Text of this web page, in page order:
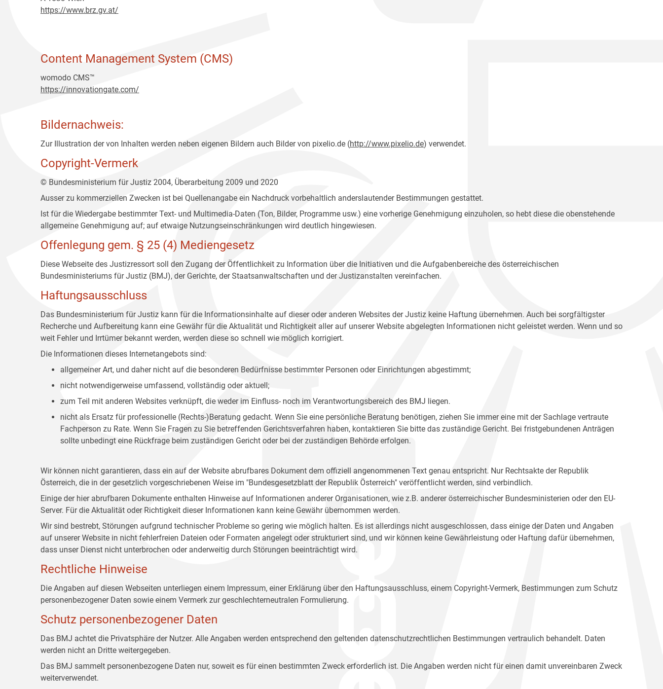
https://www.brz.gv.at/
Content Management System (CMS)
womodo CMS™
https://innovationgate.com/
Bildernachweis:
Zur Illustration der von Inhalten werden neben eigenen Bildern auch Bilder von pixelio.de (http://www.pixelio.de) verwendet.
Copyright-Vermerk
© Bundesministerium für Justiz 2004, Überarbeitung 2009 und 2020
Ausser zu kommerziellen Zwecken ist bei Quellenangabe ein Nachdruck vorbehaltlich anderslautender Bestimmungen gestattet.
Ist für die Wiedergabe bestimmter Text- und Multimedia-Daten (Ton, Bilder, Programme usw.) eine vorherige Genehmigung einzuholen, so hebt diese die obenstehende
allgemeine Genehmigung auf; auf etwaige Nutzungseinschränkungen wird deutlich hingewiesen.
Offenlegung gem. § 25 (4) Mediengesetz
Diese Webseite des Justizressort soll den Zugang der Öffentlichkeit zu Information über die Initiativen und die Aufgabenbereiche des österreichischen
Bundesministeriums für Justiz (BMJ), der Gerichte, der Staatsanwaltschaften und der Justizanstalten vereinfachen.
Haftungsausschluss
Das Bundesministerium für Justiz kann für die Informationsinhalte auf dieser oder anderen Websites der Justiz keine Haftung übernehmen. Auch bei sorgfältigster
Recherche und Aufbereitung kann eine Gewähr für die Aktualität und Richtigkeit aller auf unserer Website abgelegten Informationen nicht geleistet werden. Wenn und so
weit Fehler und Irrtümer bekannt werden, werden diese so schnell wie möglich korrigiert.
Die Informationen dieses Internetangebots sind:
allgemeiner Art, und daher nicht auf die besonderen Bedürfnisse bestimmter Personen oder Einrichtungen abgestimmt;
nicht notwendigerweise umfassend, vollständig oder aktuell;
zum Teil mit anderen Websites verknüpft, die weder im Einfluss- noch im Verantwortungsbereich des BMJ liegen.
nicht als Ersatz für professionelle (Rechts-)Beratung gedacht. Wenn Sie eine persönliche Beratung benötigen, ziehen Sie immer eine mit der Sachlage vertraute
Fachperson zu Rate. Wenn Sie Fragen zu Sie betreffenden Gerichtsverfahren haben, kontaktieren Sie bitte das zuständige Gericht. Bei fristgebundenen Anträgen
sollte unbedingt eine Rückfrage beim zuständigen Gericht oder bei der zuständigen Behörde erfolgen.
Wir können nicht garantieren, dass ein auf der Website abrufbares Dokument dem offiziell angenommenen Text genau entspricht. Nur Rechtsakte der Republik
Österreich, die in der gesetzlich vorgeschriebenen Weise im "Bundesgesetzblatt der Republik Österreich" veröffentlicht werden, sind verbindlich.
Einige der hier abrufbaren Dokumente enthalten Hinweise auf Informationen anderer Organisationen, wie z.B. anderer österreichischer Bundesministerien oder den EU-
Server. Für die Aktualität oder Richtigkeit dieser Informationen kann keine Gewähr übernommen werden.
Wir sind bestrebt, Störungen aufgrund technischer Probleme so gering wie möglich halten. Es ist allerdings nicht ausgeschlossen, dass einige der Daten und Angaben
auf unserer Website in nicht fehlerfreien Dateien oder Formaten angelegt oder strukturiert sind, und wir können keine Gewährleistung oder Haftung dafür übernehmen,
dass unser Dienst nicht unterbrochen oder anderweitig durch Störungen beeinträchtigt wird.
Rechtliche Hinweise
Die Angaben auf diesen Webseiten unterliegen einem Impressum, einer Erklärung über den Haftungsausschluss, einem Copyright-Vermerk, Bestimmungen zum Schutz
personenbezogener Daten sowie einem Vermerk zur geschlechterneutralen Formulierung.
Schutz personenbezogener Daten
Das BMJ achtet die Privatsphäre der Nutzer. Alle Angaben werden entsprechend den geltenden datenschutzrechtlichen Bestimmungen vertraulich behandelt. Daten
werden nicht an Dritte weitergegeben.
Das BMJ sammelt personenbezogene Daten nur, soweit es für einen bestimmten Zweck erforderlich ist. Die Angaben werden nicht für einen damit unvereinbaren Zweck
weiterverwendet.